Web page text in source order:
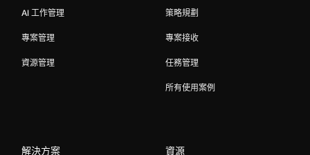
AI 工作管理
專案管理
資源管理
策略規劃
專案接收
任務管理
所有使用案例
解決方案 資源